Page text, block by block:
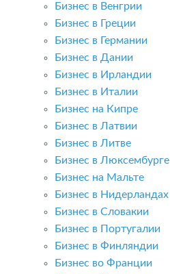
Бизнес в Венгрии
Бизнес в Греции
Бизнес в Германии
Бизнес в Дании
Бизнес в Ирландии
Бизнес в Италии
Бизнес на Кипре
Бизнес в Латвии
Бизнес в Литве
Бизнес в Люксембурге
Бизнес на Мальте
Бизнес в Нидерландах
Бизнес в Словакии
Бизнес в Португалии
Бизнес в Финляндии
Бизнес во Франции